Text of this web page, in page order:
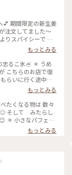
💕 期間限定の新生姜
注文してました〜
りスパイシーで 生
姜…はじめて…！
し餡！ だから、し
と思ったけど、な
、あっという間に
力的ですよね✨✨
もっとみる
志るこ氷🍧 ＊ うめ
こちらのお店で復
らいに行く途中に
前を通ったら桃氷
た😆 ＊ ぴりりとく
なって🫚 合間合間
す🍑 ちょっと見え
こし餡が入ってい
ました😊 ＊ 人気か
注文したあとにす
🎐 陶器のブルーの
もっとみる
たくなる物は 数々
そして みたらし
＊ 小さなパフェと
のセットが復活し
な抹茶アイスとク
美味しかったで
もっとみる